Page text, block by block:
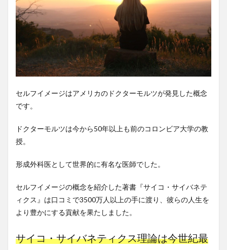
セルフイメージはアメリカのドクターモルツが発見した概念
です。
ドクターモルツは今から50年以上も前のコロンビア大学の教
授。
形成外科医として世界的に有名な医師でした。
セルフイメージの概念を紹介した著書『サイコ・サイバネテ
ィクス』は口コミで3500万人以上の手に渡り、彼らの人生を
より豊かにする貢献を果たしました。
サイコ・サイバネティクス理論は今世紀最